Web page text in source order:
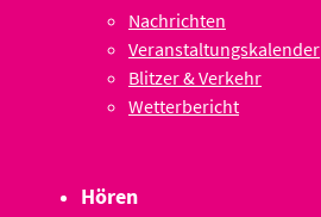
Nachrichten
Veranstaltungskalender
Blitzer & Verkehr
Wetterbericht
Hören